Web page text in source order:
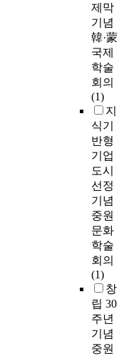
제막
기념
韓·蒙
국제
학술
회의
(1)
지
식기
반형
기업
도시
선정
기념
중원
문화
학술
회의
(1)
창
립 30
주년
기념
중원